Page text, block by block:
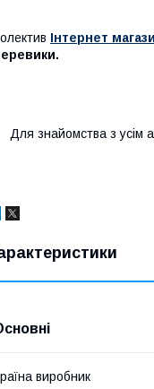
Інтернет
Для знайомства з усім
виробник